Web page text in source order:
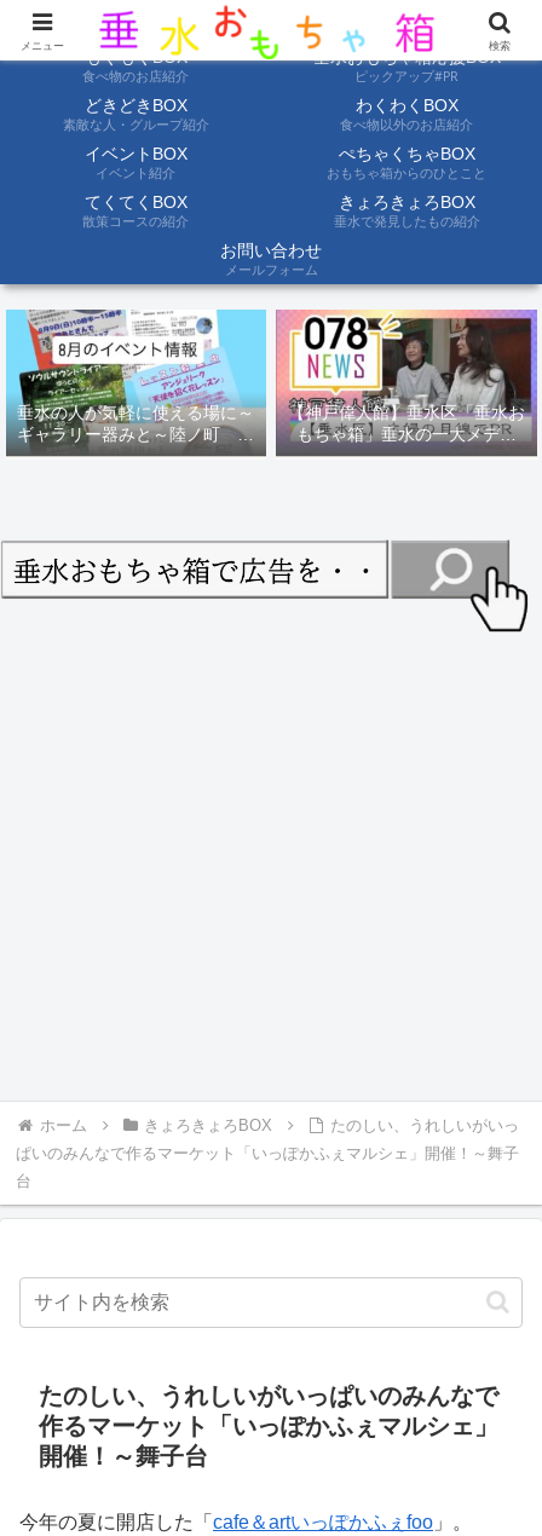
ようこそ垂水おもちゃ箱へ。垂水の情報を自分たちの目でみて聞いて伝えます
もぐもぐBOX
食べ物のお店紹介
垂水おもちゃ箱応援BOX
ピックアップ#PR
どきどきBOX
素敵な人・グループ紹介
わくわくBOX
食べ物以外のお店紹介
イベントBOX
イベント紹介
ぺちゃくちゃBOX
おもちゃ箱からのひとこと
てくてくBOX
散策コースの紹介
きょろきょろBOX
垂水で発見したもの紹介
お問い合わせ
メールフォーム
垂水の人が気軽に使える場に～
ギャラリー器みと～陸ノ町 ８
月のイベント情報
【神戸偉人館】垂水区「垂水お
もちゃ箱」垂水の一大メディ
ア！？｜神戸の魅力を凸インタ
ホーム きょろきょろBOX
たのしい、うれしいがいっ
ぱいのみんなで作るマーケット「いっぽかふぇマルシェ」開催！～舞子
台
たのしい、うれしいがいっぱいのみんなで
作るマーケット「いっぽかふぇマルシェ」
開催！～舞子台
今年の夏に開店した「 cafe＆artいっぽかふぇfoo 」。
メニュー 検索